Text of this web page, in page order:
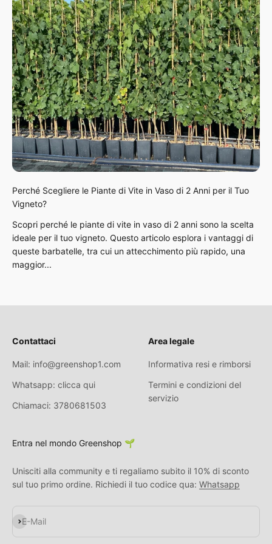
Perché Scegliere le Piante di Vite in Vaso di 2 Anni per il Tuo
Vigneto?
Scopri perché le piante di vite in vaso di 2 anni sono la scelta
ideale per il tuo vigneto. Questo articolo esplora i vantaggi di
queste barbatelle, tra cui un attecchimento più rapido, una
maggior...
Contattaci
Mail: info@greenshop1.com
Whatsapp: clicca qui
Chiamaci: 3780681503
Area legale
Informativa resi e rimborsi
Termini e condizioni del
servizio
Entra nel mondo Greenshop 🌱
Unisciti alla community e ti regaliamo subito il 10% di sconto
sul tuo primo ordine. Richiedi il tuo codice qua: Whatsapp
E-Mail
Abonnieren